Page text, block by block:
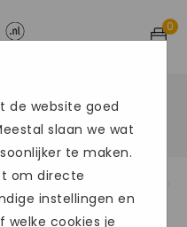
0
/
maat /
de website goed
slaan we wat
te maken.
om directe
instellingen en
welke cookies je